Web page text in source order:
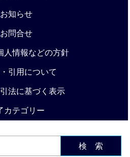
お知らせ
お問合せ
人情報などの方針
引用について
法に基づく表示
カテゴリー
検 索